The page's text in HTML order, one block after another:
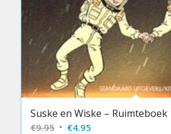
Suske en Wiske – Ruimteboek
€9.95 Oorspronkelijke
€4.95Huidige